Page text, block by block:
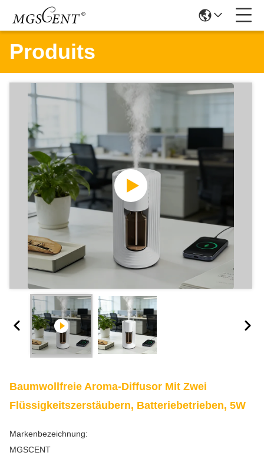
Produits
Baumwollfreie Aroma-Diffusor Mit Zwei
Flüssigkeitszerstäubern, Batteriebetrieben, 5W
Markenbezeichnung:
MGSCENT